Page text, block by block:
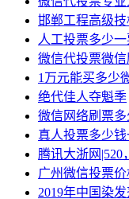
邯郸工程高级
人工投票多少
微信代投票微
1万元能买多少
绝代佳人夺魁季
微信网络刷票
真人投票多少
腾讯大浙网|520
广州微信投票
2019年中国染